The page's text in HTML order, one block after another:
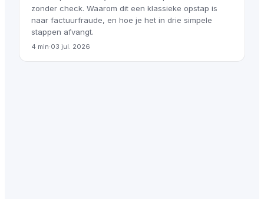
zonder check. Waarom dit een klassieke opstap is
naar factuurfraude, en hoe je het in drie simpele
stappen afvangt.
4 min·03 jul. 2026